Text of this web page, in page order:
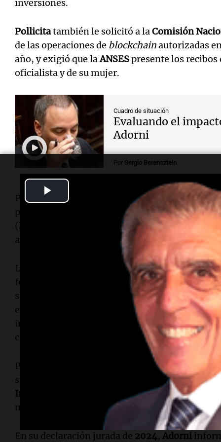
inversiones.
Pollicitatambién le solicitó a laComisión
de las operaciones de blockchainautorizadas
año, y exigió que laANSESpresente los
oficialista y de su mujer.
Cuadro de situación
Evaluando el
Adorni
Por Sergio Berensztein
Paralelamente, el fiscal analiza también la
patrimonio de su hermano, el diputado
(LLA
, para contrastar tanto
antecedentes.
Las principales líneas de la investigación
fondos, las operaciones concriptomonedasy la
se investiga el expediente sucesorio de su
el año
, luego de que el jefe de Gabinete
importante de dinero en su inmueble, que le
con
Por último, la Fiscalía analiza todos los vuelos
su familia, la compra de propiedades no
Indio Cuá
Exaltación de la Cruz y un
más el estado de sus deudas que son de un valor
En su declaración jurada de 2024, Adorni